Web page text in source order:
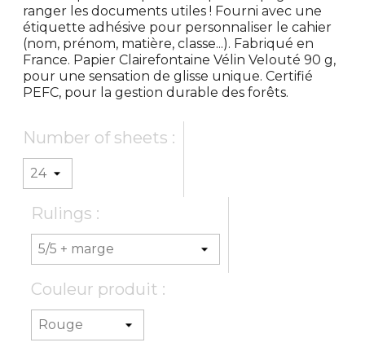
ranger les documents utiles ! Fourni avec une
étiquette adhésive pour personnaliser le cahier
(nom, prénom, matière, classe...). Fabriqué en
France. Papier Clairefontaine Vélin Velouté 90 g,
pour une sensation de glisse unique. Certifié
PEFC, pour la gestion durable des forêts.
Number of sheets :
Rulings :
Couleur produit :